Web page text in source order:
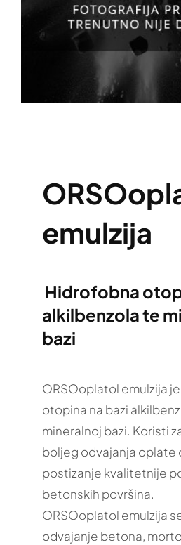
emulzija
Hidrofobna
alkilbenzola te
bazi
ORSOoplatol emulzija
otopina na bazi
mineralnoj bazi. Koristi
boljeg odvajanja oplate
postizanje kvalitetnije
betonskih površina.
ORSOoplatol emulzija
odvajanje betona,